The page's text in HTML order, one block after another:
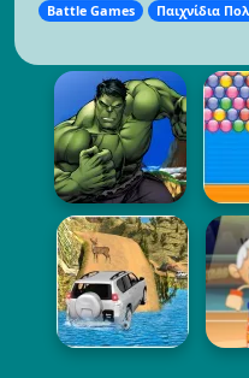
Battle Games
Παιχνίδια